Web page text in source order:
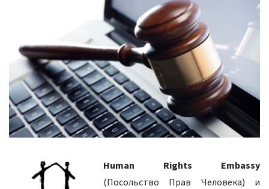
Human Rights
Embassy
(Посольство Прав Человека) и